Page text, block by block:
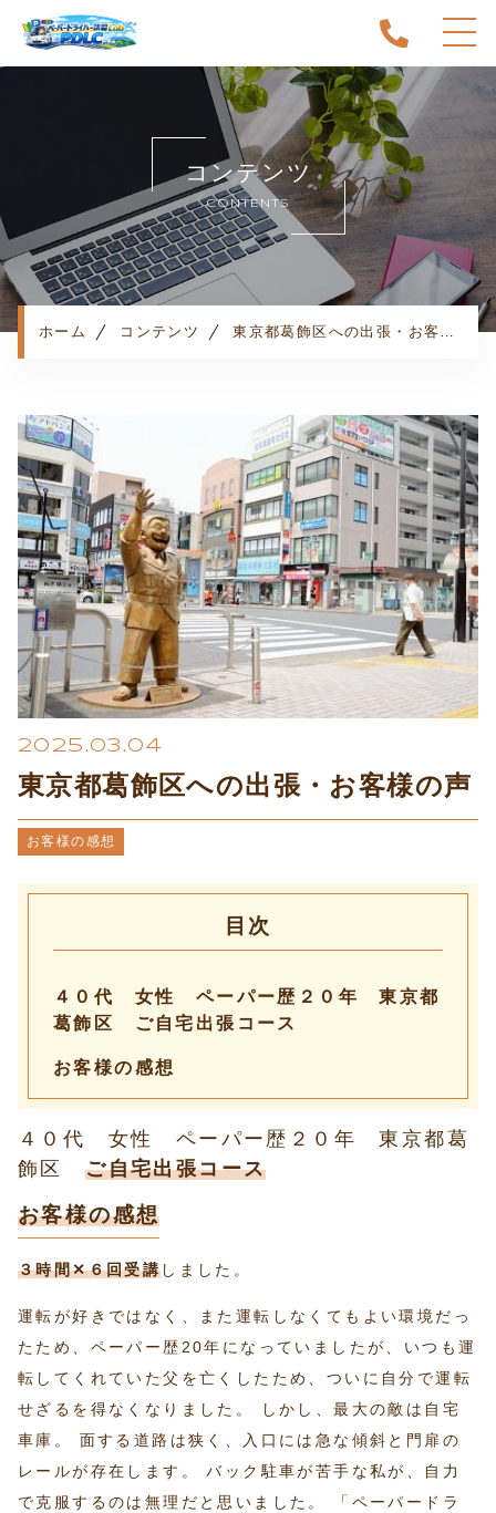
ホーム
当スクールについて
キャンペーン
料金表・コース
出張エリア
予約状況
コンテンツ
利用規約
プライバシーポリシー
コンテンツ
CONTENTS
ホーム コンテンツ 東京都葛飾区への出張・お客様の声
2025.03.04
東京都葛飾区への出張・お客様の声
お客様の感想
目次
４０代 女性 ペーパー歴２０年 東京都
葛飾区 ご自宅出張コース
お客様の感想
４０代 女性 ペーパー歴２０年 東京都葛
飾区ご自宅出張コース
お客様の感想
３時間✕６回受講しました。
運転が好きではなく、また運転しなくてもよい環境だっ
たため、ペーパー歴20年になっていましたが、いつも運
転してくれていた父を亡くしたため、ついに自分で運転
せざるを得なくなりました。 しかし、最大の敵は自宅
車庫。 面する道路は狭く、入口には急な傾斜と門扉の
レールが存在します。 バック駐車が苦手な私が、自力
で克服するのは無理だと思いました。 「ペーパードラ